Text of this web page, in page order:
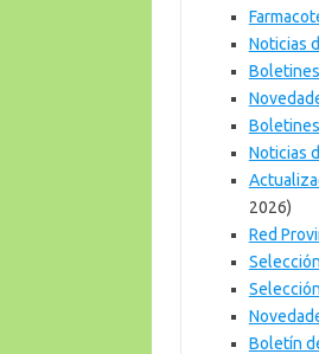
Noticias
Noticias
2026)
Red
Boletín